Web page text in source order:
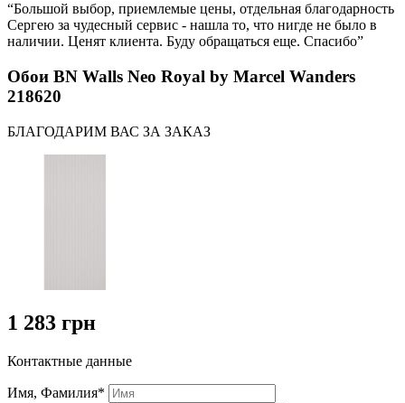
“Большой выбор, приемлемые цены, отдельная благодарность
Сергею за чудесный сервис - нашла то, что нигде не было в
наличии. Ценят клиента. Буду обращаться еще. Спасибо”
Обои BN Walls Neo Royal by Marcel Wanders
218620
БЛАГОДАРИМ ВАС ЗА ЗАКАЗ
1 283 грн
Контактные данные
Имя, Фамилия*